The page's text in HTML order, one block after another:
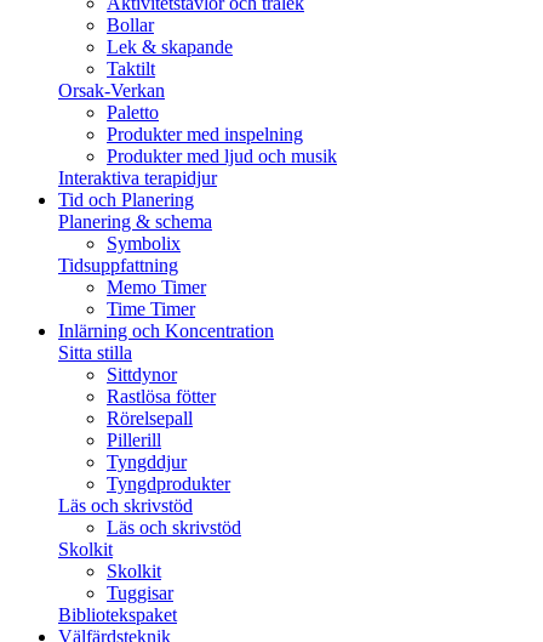
Bollar
Lek & skapande
Taktilt
Orsak-Verkan
Paletto
Produkter med inspelning
Produkter med ljud och musik
Interaktiva terapidjur
Tid och Planering
Planering & schema
Symbolix
Tidsuppfattning
Memo Timer
Time Timer
Inlärning och Koncentration
Sitta stilla
Sittdynor
Rastlösa fötter
Rörelsepall
Pillerill
Tyngddjur
Tyngdprodukter
Läs och skrivstöd
Läs och skrivstöd
Skolkit
Skolkit
Tuggisar
Bibliotekspaket
Välfärdsteknik